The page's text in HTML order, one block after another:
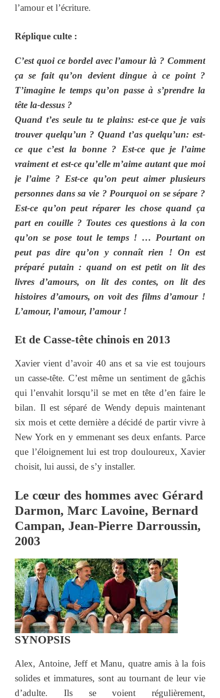
l’amour et l’écriture.
Réplique culte :
C’est quoi ce bordel avec l’amour là ? Comment
ça se fait qu’on devient dingue à ce point ?
T’imagine le temps qu’on passe à s’prendre la
tête la-dessus ?
Quand t’es seule tu te plains: est-ce que je vais
trouver quelqu’un ? Quand t’as quelqu’un: est-
ce que c’est la bonne ? Est-ce que je l’aime
vraiment et est-ce qu’elle m’aime autant que moi
je l’aime ? Est-ce qu’on peut aimer plusieurs
personnes dans sa vie ? Pourquoi on se sépare ?
Est-ce qu’on peut réparer les chose quand ça
part en couille ? Toutes ces questions à la con
qu’on se pose tout le temps ! … Pourtant on
peut pas dire qu’on y connaît rien ! On est
préparé putain : quand on est petit on lit des
livres d’amours, on lit des contes, on lit des
histoires d’amours, on voit des films d’amour !
L’amour, l’amour, l’amour !
Et de Casse-tête chinois en 2013
Xavier vient d’avoir 40 ans et sa vie est toujours
un casse-tête. C’est même un sentiment de gâchis
qui l’envahit lorsqu’il se met en tête d’en faire le
bilan. Il est séparé de Wendy depuis maintenant
six mois et cette dernière a décidé de partir vivre à
New York en y emmenant ses deux enfants. Parce
que l’éloignement lui est trop douloureux, Xavier
choisit, lui aussi, de s’y installer.
Le cœur des hommes avec Gérard
Darmon, Marc Lavoine, Bernard
Campan, Jean-Pierre Darroussin,
2003
SYNOPSIS
Alex, Antoine, Jeff et Manu, quatre amis à la fois
solides et immatures, sont au tournant de leur vie
d’adulte. Ils se voient régulièrement,